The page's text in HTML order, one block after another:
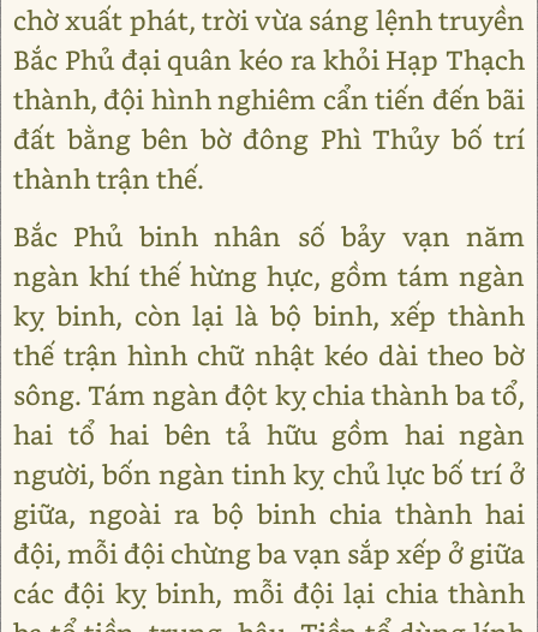
chờ xuất phát, trời vừa sáng lệnh truyền
Bắc Phủ đại quân kéo ra khỏi Hạp Thạch
thành, đội hình nghiêm cẩn tiến đến bãi
đất bằng bên bờ đông Phì Thủy bố trí
thành trận thế.
Bắc Phủ binh nhân số bảy vạn năm
ngàn khí thế hừng hực, gồm tám ngàn
kỵ binh, còn lại là bộ binh, xếp thành
thế trận hình chữ nhật kéo dài theo bờ
sông. Tám ngàn đột kỵ chia thành ba tổ,
hai tổ hai bên tả hữu gồm hai ngàn
người, bốn ngàn tinh kỵ chủ lực bố trí ở
giữa, ngoài ra bộ binh chia thành hai
đội, mỗi đội chừng ba vạn sắp xếp ở giữa
các đội kỵ binh, mỗi đội lại chia thành